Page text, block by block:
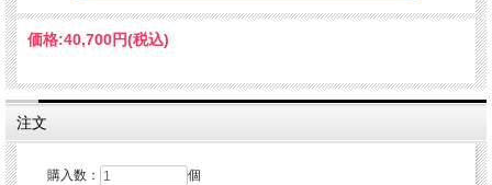
価格:40,700円(税込)
注文
購入数： 個